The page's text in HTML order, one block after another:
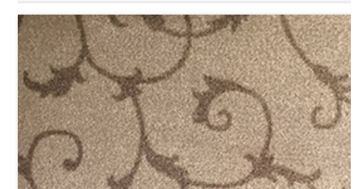
Петлевой, иглопробивной
Петлевой одноуровневый
Петлевой разноуровневый